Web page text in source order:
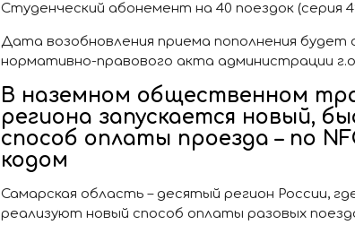
Студенческий абонемент на 40 поездок (серия
Дата возобновления приема пополнения будет
нормативно-правового акта администрации
В наземном общественном
региона запускается новый,
способ оплаты проезда – по
кодом
Самарская область – десятый регион России,
реализуют новый способ оплаты разовых